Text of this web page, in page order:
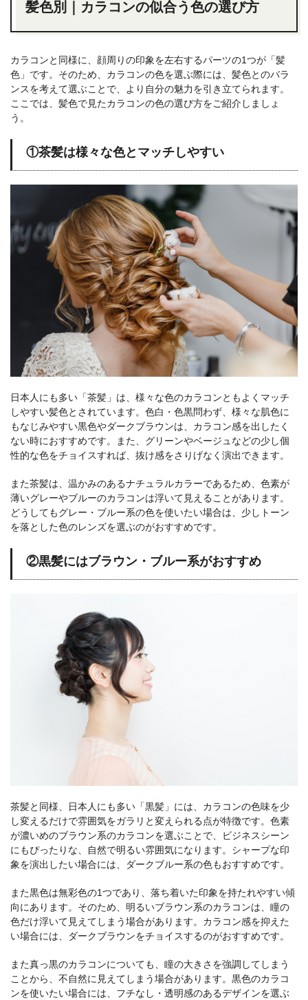
髪色別｜カラコンの似合う色の選び方
カラコンと同様に、顔周りの印象を左右するパーツの1つが「髪
色」です。そのため、カラコンの色を選ぶ際には、髪色とのバラ
ンスを考えて選ぶことで、より自分の魅力を引き立てられます。
ここでは、髪色で見たカラコンの色の選び方をご紹介しましょ
う。
①茶髪は様々な色とマッチしやすい
日本人にも多い「茶髪」は、様々な色のカラコンともよくマッチ
しやすい髪色とされています。色白・色黒問わず、様々な肌色に
もなじみやすい黒色やダークブラウンは、カラコン感を出したく
ない時におすすめです。また、グリーンやベージュなどの少し個
性的な色をチョイスすれば、抜け感をさりげなく演出できます。
また茶髪は、温かみのあるナチュラルカラーであるため、色素が
薄いグレーやブルーのカラコンは浮いて見えることがあります。
どうしてもグレー・ブルー系の色を使いたい場合は、少しトーン
を落とした色のレンズを選ぶのがおすすめです。
②黒髪にはブラウン・ブルー系がおすすめ
茶髪と同様、日本人にも多い「黒髪」には、カラコンの色味を少
し変えるだけで雰囲気をガラリと変えられる点が特徴です。色素
が濃いめのブラウン系のカラコンを選ぶことで、ビジネスシーン
にもぴったりな、自然で明るい雰囲気になります。シャープな印
象を演出したい場合には、ダークブルー系の色もおすすめです。
また黒色は無彩色の1つであり、落ち着いた印象を持たれやすい傾
向にあります。そのため、明るいブラウン系のカラコンは、瞳の
色だけ浮いて見えてしまう場合があります。カラコン感を抑えた
い場合には、ダークブラウンをチョイスするのがおすすめです。
また真っ黒のカラコンについても、瞳の大きさを強調してしまう
ことから、不自然に見えてしまう場合があります。黒色のカラコ
ンを使いたい場合には、フチなし・透明感のあるデザインを選ぶ